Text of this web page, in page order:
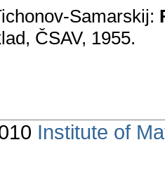
Samarskij:
ČSAV, 1955.
Institute of